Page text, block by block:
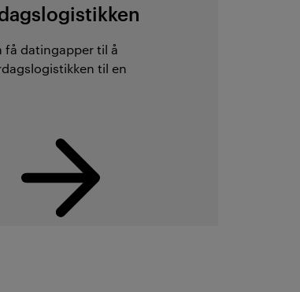
få datingapper til å
til en